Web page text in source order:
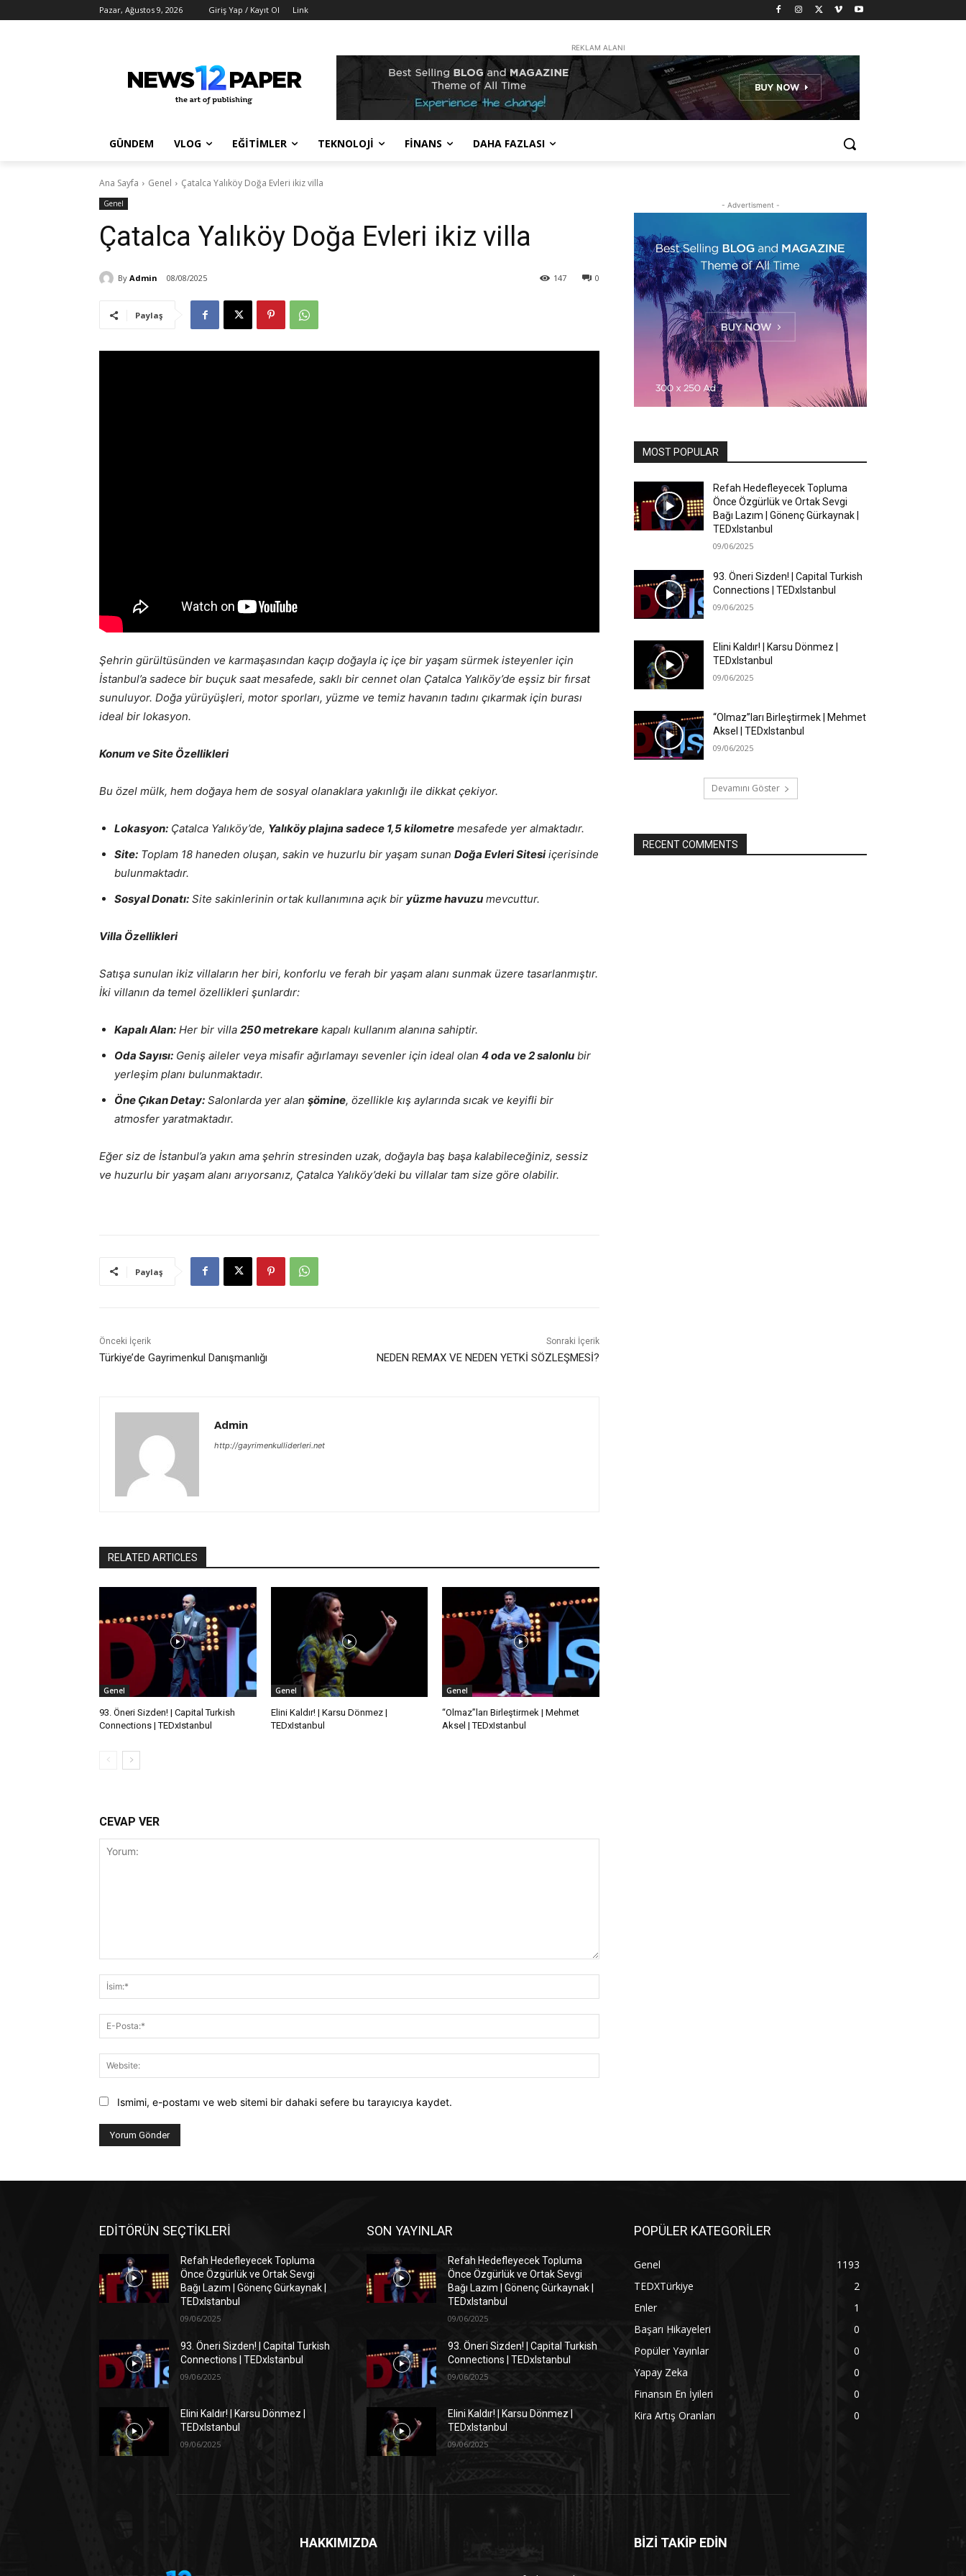
Pazar, Ağustos 9, 2026 Giriş Yap / Kayıt Ol Link
REKLAM ALANI
GÜNDEM VLOG EĞİTİMLER TEKNOLOJİ FİNANS DAHA FAZLASI
Ana Sayfa Genel Çatalca Yalıköy Doğa Evleri ikiz villa
Genel
Çatalca Yalıköy Doğa Evleri ikiz villa
By Admin 08/08/2025 0
147
Paylaş
Şehrin gürültüsünden ve karmaşasından kaçıp doğayla iç içe bir yaşam sürmek isteyenler için
İstanbul’a sadece bir buçuk saat mesafede, saklı bir cennet olan Çatalca Yalıköy’de eşsiz bir fırsat
sunuluyor. Doğa yürüyüşleri, motor sporları, yüzme ve temiz havanın tadını çıkarmak için burası
ideal bir lokasyon.
Konum ve Site Özellikleri
Bu özel mülk, hem doğaya hem de sosyal olanaklara yakınlığı ile dikkat çekiyor.
Lokasyon: Çatalca Yalıköy’de, Yalıköy plajına sadece 1,5 kilometre mesafede yer almaktadır.
Site: Toplam 18 haneden oluşan, sakin ve huzurlu bir yaşam sunan Doğa Evleri Sitesiiçerisinde
bulunmaktadır.
Sosyal Donatı: Site sakinlerinin ortak kullanımına açık bir yüzme havuzu mevcuttur.
Villa Özellikleri
Satışa sunulan ikiz villaların her biri, konforlu ve ferah bir yaşam alanı sunmak üzere tasarlanmıştır.
İki villanın da temel özellikleri şunlardır:
Kapalı Alan: Her bir villa 250 metrekare kapalı kullanım alanına sahiptir.
Oda Sayısı: Geniş aileler veya misafir ağırlamayı sevenler için ideal olan 4 oda ve 2 salonlu bir
yerleşim planı bulunmaktadır.
Öne Çıkan Detay: Salonlarda yer alan şömine, özellikle kış aylarında sıcak ve keyifli bir
atmosfer yaratmaktadır.
Eğer siz de İstanbul’a yakın ama şehrin stresinden uzak, doğayla baş başa kalabileceğiniz, sessiz
ve huzurlu bir yaşam alanı arıyorsanız, Çatalca Yalıköy’deki bu villalar tam size göre olabilir.
Paylaş
Önceki İçerik
Türkiye’de Gayrimenkul Danışmanlığı
Sonraki İçerik
NEDEN REMAX VE NEDEN YETKİ SÖZLEŞMESİ?
Admin
http://gayrimenkulliderleri.net
RELATED ARTICLES
Genel
93. Öneri Sizden! | Capital Turkish
Connections | TEDxIstanbul
Genel
Elini Kaldır! | Karsu Dönmez |
TEDxIstanbul
Genel
“Olmaz”ları Birleştirmek | Mehmet
Aksel | TEDxIstanbul
CEVAP VER
Posta:*
Ismimi, e-postamı ve web sitemi bir dahaki sefere bu tarayıcıya kaydet.
- Advertisment -
MOST POPULAR
Refah Hedefleyecek Topluma
Önce Özgürlük ve Ortak Sevgi
Bağı Lazım | Gönenç Gürkaynak |
TEDxIstanbul
09/06/2025
93. Öneri Sizden! | Capital Turkish
Connections | TEDxIstanbul
09/06/2025
Elini Kaldır! | Karsu Dönmez |
TEDxIstanbul
09/06/2025
“Olmaz”ları Birleştirmek | Mehmet
Aksel | TEDxIstanbul
09/06/2025
Devamını Göster
RECENT COMMENTS
EDİTÖRÜN SEÇTİKLERİ
Refah Hedefleyecek Topluma
Önce Özgürlük ve Ortak Sevgi
Bağı Lazım | Gönenç Gürkaynak |
TEDxIstanbul
09/06/2025
93. Öneri Sizden! | Capital Turkish
Connections | TEDxIstanbul
09/06/2025
Elini Kaldır! | Karsu Dönmez |
TEDxIstanbul
09/06/2025
SON YAYINLAR
Refah Hedefleyecek Topluma
Önce Özgürlük ve Ortak Sevgi
Bağı Lazım | Gönenç Gürkaynak |
TEDxIstanbul
09/06/2025
93. Öneri Sizden! | Capital Turkish
Connections | TEDxIstanbul
09/06/2025
Elini Kaldır! | Karsu Dönmez |
TEDxIstanbul
09/06/2025
POPÜLER KATEGORİLER
Genel
1193
TEDXTürkiye
2
Enler
1
Başarı Hikayeleri
0
Popüler Yayınlar
0
Yapay Zeka
0
Finansın En İyileri
0
Kira Artış Oranları
0
HAKKIMIZDA BİZİ TAKİP EDİN